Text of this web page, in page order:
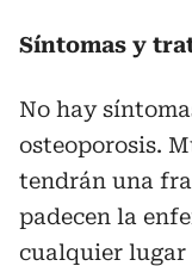
Síntomas y
No hay
osteoporosis.
tendrán una
padecen la
cualquier lugar